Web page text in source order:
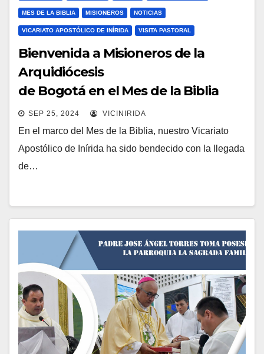
MES DE LA BIBLIA MISIONEROS NOTICIAS
VICARIATO APOSTÓLICO DE INÍRIDA VISITA PASTORAL
Bienvenida a Misioneros de la
Arquidiócesis
de Bogotá en el Mes de la Biblia
SEP 25, 2024 VICINIRIDA
En el marco del Mes de la Biblia, nuestro Vicariato
Apostólico de Inírida ha sido bendecido con la llegada
de…